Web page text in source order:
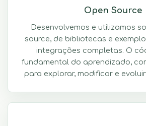
Open Source
Desenvolvemos e utilizamos
source, de bibliotecas e
integrações completas. O
fundamental do aprendizado,
para explorar, modificar e